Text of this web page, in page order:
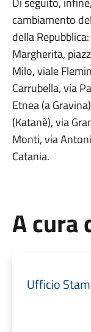
cambiamento
della
Margherita,
Milo, viale
Carrubella, via
Etnea (a
(Katanè), via
Monti, via
Catania.
A cura
Ufficio